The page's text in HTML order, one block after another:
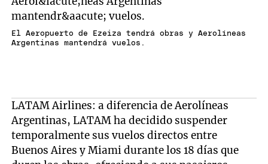
El Aeropuerto de Ezeiza tendrá obras y Aerolíneas
Argentinas mantendrá vuelos.
LATAM Airlines: a diferencia de Aerolíneas
Argentinas, LATAM ha decidido suspender
temporalmente sus vuelos directos entre
Buenos Aires y Miami durante los 18 días que